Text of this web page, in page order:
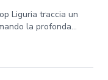
Liguria traccia un
la profonda...